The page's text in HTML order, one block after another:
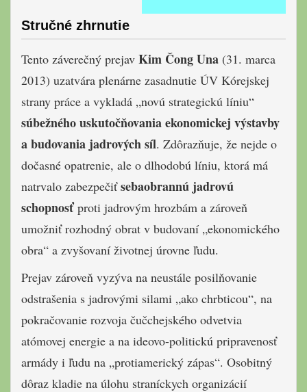
Stručné zhrnutie
Tento záverečný prejav Kim Čong Una (31. marca
2013) uzatvára plenárne zasadnutie ÚV Kórejskej
strany práce a vykladá „novú strategickú líniu“
súbežného uskutočňovania ekonomickej výstavby
a budovania jadrových síl. Zdôrazňuje, že nejde o
dočasné opatrenie, ale o dlhodobú líniu, ktorá má
natrvalo zabezpečiťsebaobrannú jadrovú
schopnosťproti jadrovým hrozbám a zároveň
umožniť rozhodný obrat v budovaní „ekonomického
obra“ a zvyšovaní životnej úrovne ľudu.
Prejav zároveň vyzýva na neustále posilňovanie
odstrašenia s jadrovými silami „ako chrbticou“, na
pokračovanie rozvoja čučchejského odvetvia
atómovej energie a na ideovo-politickú pripravenosť
armády i ľudu na „protiamerický zápas“. Osobitný
dôraz kladie na úlohu straníckych organizácií